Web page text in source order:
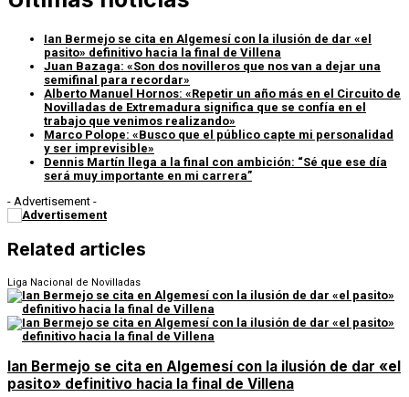
Ian Bermejo se cita en Algemesí con la ilusión de dar «el
pasito» definitivo hacia la final de Villena
Juan Bazaga: «Son dos novilleros que nos van a dejar una
semifinal para recordar»
Alberto Manuel Hornos: «Repetir un año más en el Circuito de
Novilladas de Extremadura significa que se confía en el
trabajo que venimos realizando»
Marco Polope: «Busco que el público capte mi personalidad
y ser imprevisible»
Dennis Martín llega a la final con ambición: “Sé que ese día
será muy importante en mi carrera”
- Advertisement -
Related articles
Liga Nacional de Novilladas
Ian Bermejo se cita en Algemesí con la ilusión de dar «el
pasito» definitivo hacia la final de Villena